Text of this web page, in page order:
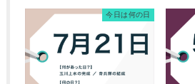
今日は何の日